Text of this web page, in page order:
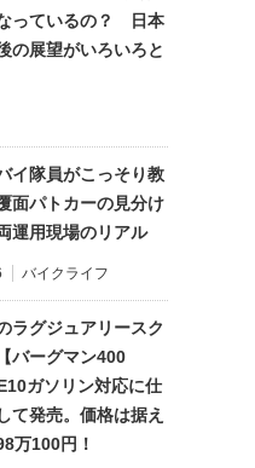
っているの？ 日本
の展望がいろいろと
イ隊員がこっそり教
面パトカーの見分け
運用現場のリアル
バイクライフ
ラグジュアリースク
バーグマン400
ガソリン対応に仕
て発売。価格は据え
万100円！